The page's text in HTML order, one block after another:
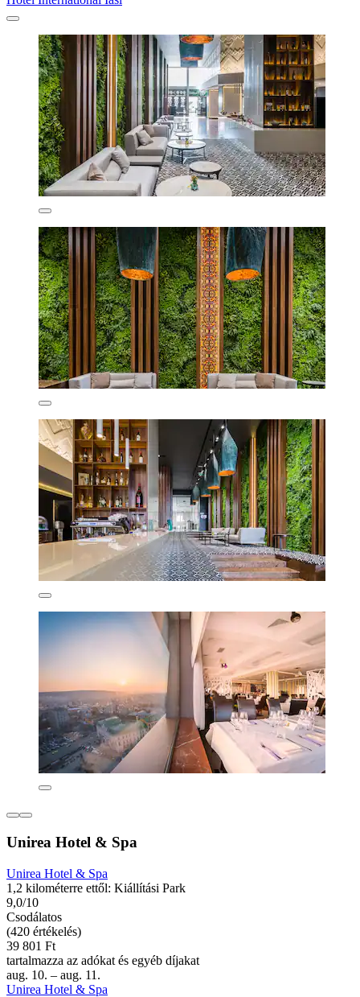
Unirea Hotel & Spa
Unirea Hotel & Spa
1,2 kilométerre ettől: Kiállítási Park
9,0/10
Csodálatos
(420 értékelés)
39 801 Ft
tartalmazza az adókat és egyéb díjakat
aug. 10. – aug. 11.
Unirea Hotel & Spa